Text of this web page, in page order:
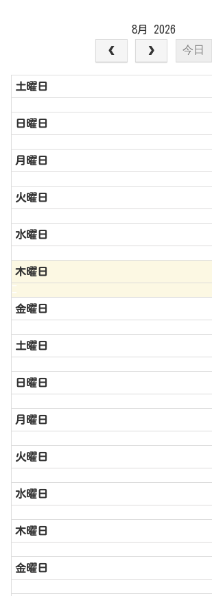
8月 2026
今日
土曜日
日曜日
月曜日
火曜日
水曜日
木曜日
金曜日
土曜日
日曜日
月曜日
火曜日
水曜日
木曜日
金曜日